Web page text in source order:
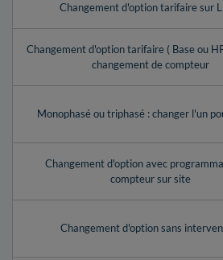
Changement d'option tarifaire sur
Changement d'option tarifaire ( Base ou
changement de compteur
Monophasé ou triphasé : changer l'un
Changement d'option avec
compteur sur site
Changement d'option sans